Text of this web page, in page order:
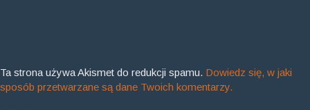
Ta strona używa Akismet do redukcji spamu. Dowiedz się, w jaki
sposób przetwarzane są dane Twoich komentarzy.